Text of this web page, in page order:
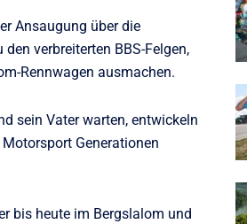
Ansaugung über die
verbreiterten BBS-Felgen,
Rennwagen ausmachen.
sein Vater warten, entwickeln
Generationen
bis heute im Bergslalom und